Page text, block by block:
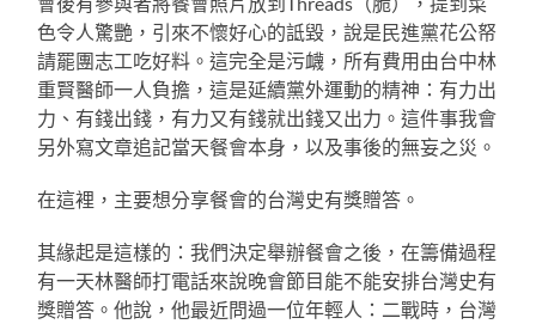
色令人驚艷，引來不懷好心的詆毀，說是民進黨花公帑
請罷團志工吃好料。這完全是污衊，所有費用由台中林
重賢醫師一人負擔，這是延續黨外運動的精神：有力出
力、有錢出錢，有力又有錢就出錢又出力。這件事我會
另外寫文章追記當天餐會本身，以及事後的無妄之災。
在這裡，主要想分享餐會的台灣史有獎贈答。
其緣起是這樣的：我們決定舉辦餐會之後，在籌備過程
有一天林醫師打電話來說晚會節目能不能安排台灣史有
獎贈答。他說，他最近問過一位年輕人：二戰時，台灣